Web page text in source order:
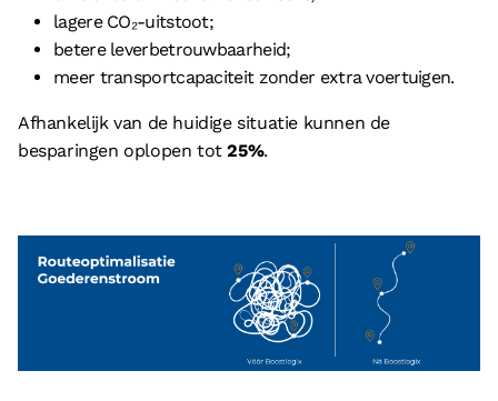
lagere CO₂-uitstoot;
betere leverbetrouwbaarheid;
meer transportcapaciteit zonder extra voertuigen.
Afhankelijk van de huidige situatie kunnen de
besparingen oplopen tot25%.